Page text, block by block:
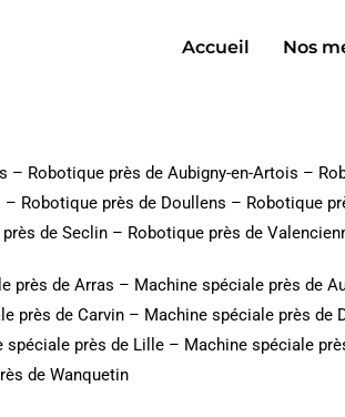
Accueil Nos
– Robotique près de Aubigny-en-Artois –
– Robotique près de Doullens – Robotique
de Seclin – Robotique près de
près de Arras – Machine spéciale près de
près de Carvin – Machine spéciale près de
spéciale près de Lille – Machine spéciale
de Wanquetin